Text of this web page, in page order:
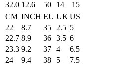
32.0 12.6 50 14
15
CM INCH EU UK US
22
8.7 35 2.5 5
22.7 8.9 36 3.5 6
23.3 9.2 37 4
6.5
24
9.4 38 5
7.5